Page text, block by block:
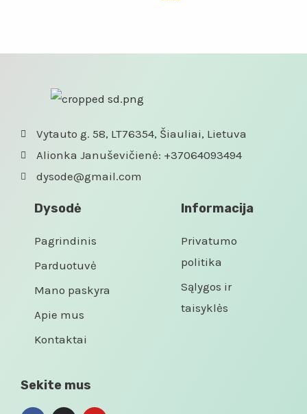
Vytauto g. 58, LT76354, Šiauliai, Lietuva
Alionka Januševičienė: +37064093494
dysode@gmail.com
Dysodė
Pagrindinis
Parduotuvė
Mano paskyra
Apie mus
Kontaktai
Informacija
Privatumo
politika
Sąlygos ir
taisyklės
Sekite mus